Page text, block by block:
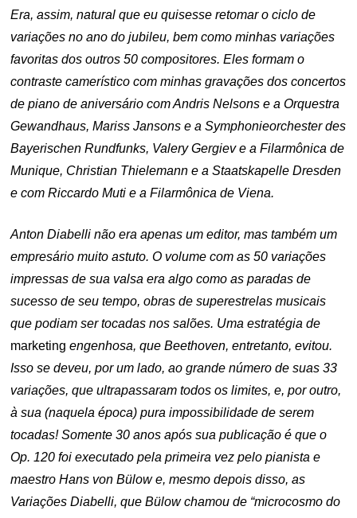
Era, assim, natural que eu quisesse retomar o ciclo de
variações no ano do jubileu, bem como minhas variações
favoritas dos outros 50 compositores. Eles formam o
contraste camerístico com minhas gravações dos concertos
de piano de aniversário com Andris Nelsons e a Orquestra
Gewandhaus, Mariss Jansons e a Symphonieorchester des
Bayerischen Rundfunks, Valery Gergiev e a Filarmônica de
Munique, Christian Thielemann e a Staatskapelle Dresden
e com Riccardo Muti e a Filarmônica de Viena.
Anton Diabelli não era apenas um editor, mas também um
empresário muito astuto. O volume com as 50 variações
impressas de sua valsa era algo como as paradas de
sucesso de seu tempo, obras de superestrelas musicais
que podiam ser tocadas nos salões. Uma estratégia de
marketingengenhosa, que Beethoven, entretanto, evitou.
Isso se deveu, por um lado, ao grande número de suas 33
variações, que ultrapassaram todos os limites, e, por outro,
à sua (naquela época) pura impossibilidade de serem
tocadas! Somente 30 anos após sua publicação é que o
Op. 120 foi executado pela primeira vez pelo pianista e
maestro Hans von Bülow e, mesmo depois disso, as
Variações Diabelli, que Bülow chamou de “microcosmo do